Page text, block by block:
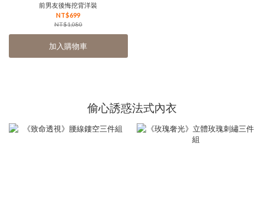
前男友後悔挖背洋裝
NT$699
NT$1,080
加入購物車
偷心誘惑法式內衣